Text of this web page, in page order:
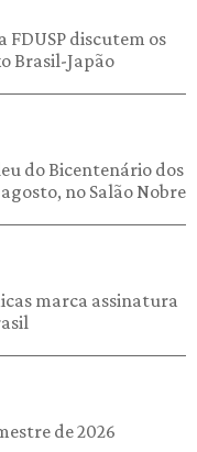
FDUSP discutem os
Brasil-Japão
do Bicentenário dos
no Salão Nobre
marca assinatura
de 2026